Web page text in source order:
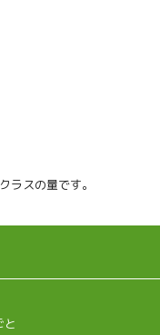
ラスの量です。
と